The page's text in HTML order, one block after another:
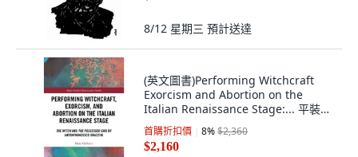
8/12 星期三 預計送達
(英文圖書)Performing Witchcraft
Exorcism and Abortion on the
Italian Renaissance Stage:... 平裝
版, Routledge, 英文
首購折扣價 8%$2,360
$2,160